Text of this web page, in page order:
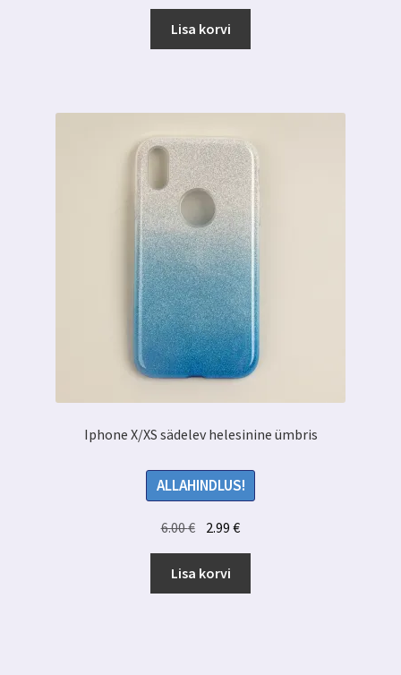
hind
oli:
6.89 €.
hind
3.99 €.
Lisa korvi
Iphone X/XS sädelev helesinine ümbris
ALLAHINDLUS!
6.00€ Algne
oli:
6.00 €.
2.99€Praegune
2.99 €.
Lisa korvi